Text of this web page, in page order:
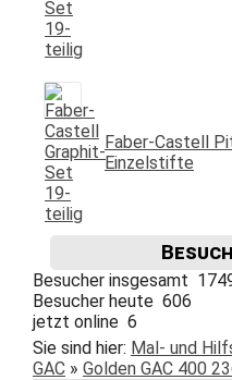
Faber-Castell
Einzelstifte
Besucher insgesamt
Besucher heute 606
jetzt online 6
Sie sind hier: Mal- und
GAC » Golden GAC 400